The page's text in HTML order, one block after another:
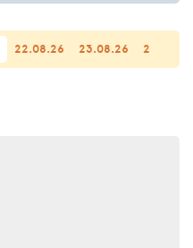
22.08.26 23.08.26 24.08.26